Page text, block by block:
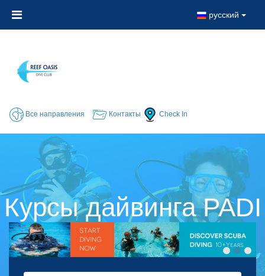
русский
Все направления Контакты Check In
Курсы дайвинга PADI